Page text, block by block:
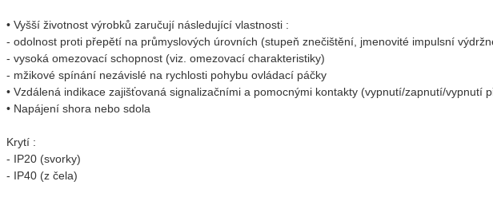
• Vyšší životnost výrobků zaručují následující vlastnosti :
- odolnost proti přepětí na průmyslových úrovních (stupeň znečištění, jmenovité impulsní
- vysoká omezovací schopnost (viz. omezovací charakteristiky)
- mžikové spínání nezávislé na rychlosti pohybu ovládací páčky
• Vzdálená indikace zajišťovaná signalizačními a pomocnými kontakty (vypnutí/zapnutí/vypnutí
• Napájení shora nebo sdola
Krytí :
- IP20 (svorky)
- IP40 (z čela)